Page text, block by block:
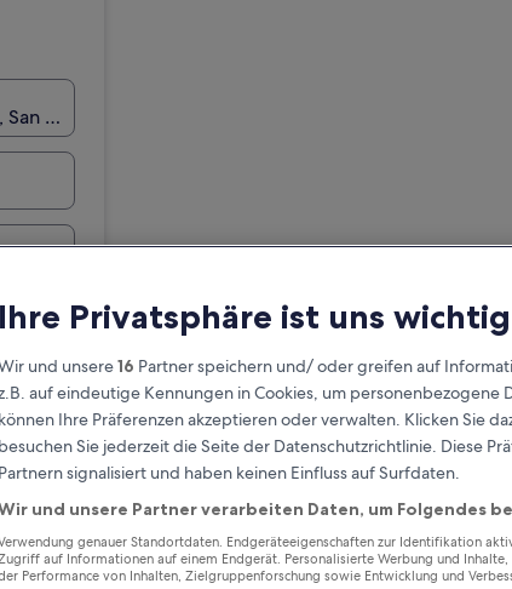
Verdiene Prämien für jede
wahrgenommene
Ihre Privatsphäre ist uns wichtig
und unsere16 Partner speichern und/ oder greifen auf
auf eindeutige Kennungen in Cookies, um personenbezogene
können Ihre Präferenzen akzeptieren oder verwalten. Klicken Sie
besuchen Sie jederzeit die Seite der Datenschutzrichtlinie. Diese
Partnern signalisiert und haben keinen Einfluss auf Surfdaten.
und unsere Partner verarbeiten Daten, um Folgendes
genauer Standortdaten. Endgeräteeigenschaften zur Identifikation
auf Informationen auf einem Endgerät. Personalisierte Werbung und
Performance von Inhalten, Zielgruppenforschung sowie Entwicklung und